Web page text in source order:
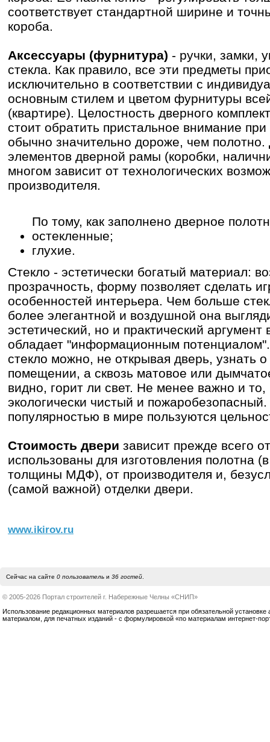
соответствует стандартной ширине и
короба.
Аксессуары (фурнитура) - ручки, замки,
стекла. Как правило, все эти предметы
исключительно в соответствии с
основным стилем и цветом фурнитуры
(квартире). Целостность дверного
стоит обратить пристальное внимание при
обычно значительно дороже, чем полотно.
элементов дверной рамы (коробки,
многом зависит от технологических
производителя.
По тому, как заполнено дверное
остекленные;
глухие.
Стекло - эстетически богатый материал:
прозрачность, форму позволяет сделать
особенностей интерьера. Чем больше
более элегантной и воздушной она
эстетический, но и практический аргумент
обладает "информационным
стекло можно, не открывая дверь, узнать
помещении, а сквозь матовое или
видно, горит ли свет. Не менее важно и
экологически чистый и
популярностью в мире пользуются
Стоимость двери зависит прежде всего
использованы для изготовления полотна
толщины МДФ), от производителя и,
(самой важной) отделки двери.
www.ikirov.ru
Сейчас на сайте 0 пользовательи 36 гостей.
© 2005-2026 Портал строителей г. Набережные Челны «СНИП»
Использование редакционных материалов разрешается при обязательной установке
материалом, для печатных изданий - с формулировкой «по материалам интернет-